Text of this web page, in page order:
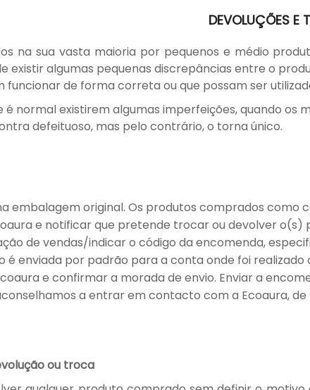
DEVOLUÇÕES E
na sua vasta maioria por pequenos e médio
existir algumas pequenas discrepâncias entre o
funcionar de forma correta ou que possam ser
normal existirem algumas imperfeições, quando os
defeituoso, mas pelo contrário, o torna único.
embalagem original. Os produtos comprados como
e notificar que pretende trocar ou devolver o(s)
de vendas/indicar o código da encomenda,
é enviada por padrão para a conta onde foi realizado
e confirmar a morada de envio. Enviar a
a entrar em contacto com a Ecoaura,
ou troca